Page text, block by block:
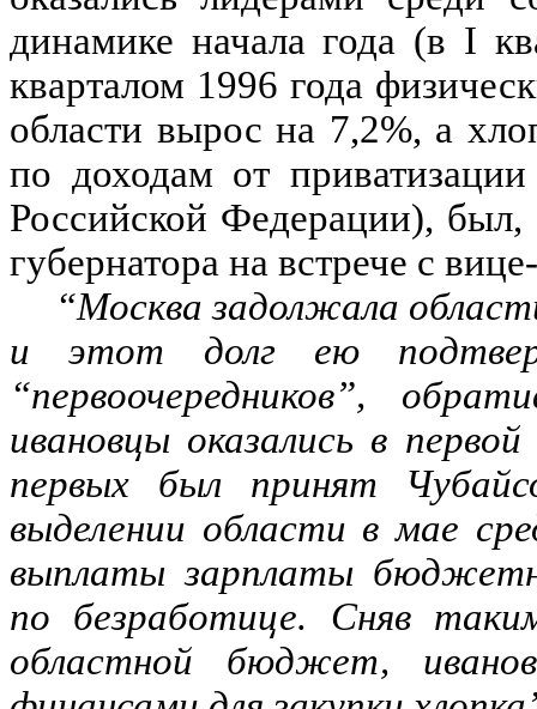
динамике начала года (в I
кварталом 1996 года
области вырос на 7,2%, а
по доходам от
Российской Федерации),
губернатора на встрече с
“Москва задолжала
и этот долг ею
“первоочередников”,
ивановцы оказались в
первых был принят
выделении области в мае
выплаты зарплаты
по безработице. Сняв
областной бюджет,